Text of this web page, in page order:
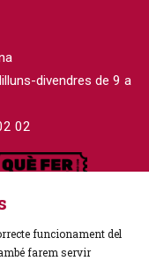
divendres de 9 a
02
funcionament del
farem servir